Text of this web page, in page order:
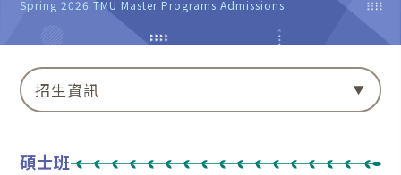
Spring 2026 TMU Master Programs Admissions
招生資訊
碩士班